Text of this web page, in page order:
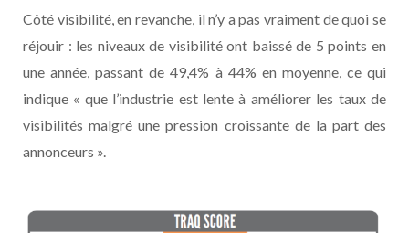
Côté visibilité, en revanche, il n’y a pas vraiment de quoi se
réjouir : les niveaux de visibilité ont baissé de 5 points en
une année, passant de 49,4% à 44% en moyenne, ce qui
indique « que l’industrie est lente à améliorer les taux de
visibilités malgré une pression croissante de la part des
annonceurs ».